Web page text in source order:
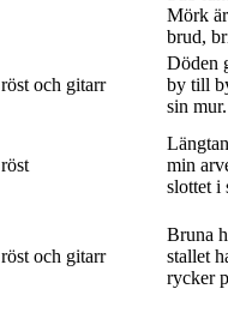
Mörk
brud,
röst och gitarr
Döden
by till
sin
röst
min
slottet i
röst och gitarr
Bruna
stallet
rycker